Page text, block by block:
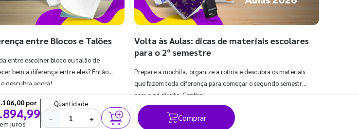
entre Blocos e Talões
entre escolher bloco ou talão de
bem a diferença entre eles? Então,
descubra agora!
Volta às Aulas: dicas de materiais escolares
para o 2º semestre
Prepare a mochila, organize a rotina e descubra os materiais
que fazem toda diferença para começar o segundo semestre
com o pé direito. Confira!
por
juros
Quantidade
− + Comprar